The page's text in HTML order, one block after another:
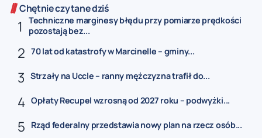
Chętnie czytane dziś
Techniczne marginesy błędu przy pomiarze prędkości
pozostają bez...
70 lat od katastrofy w Marcinelle – gminy...
Strzały na Uccle – ranny mężczyzna trafił do...
Opłaty Recupel wzrosną od 2027 roku – podwyżki...
Rząd federalny przedstawia nowy plan na rzecz osób...